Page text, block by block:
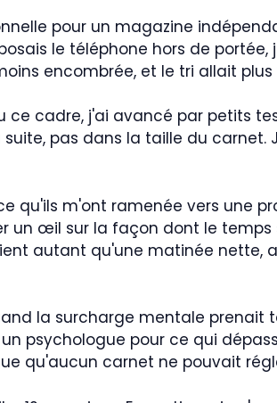
pour un magazine
le téléphone hors de portée,
encombrée, et le tri allait plus
ce cadre, j'ai avancé par petits
pas dans la taille du carnet.
qu'ils m'ont ramenée vers une
un œil sur la façon dont le temps
autant qu'une matinée nette,
la surcharge mentale prenait
psychologue pour ce qui
qu'aucun carnet ne pouvait